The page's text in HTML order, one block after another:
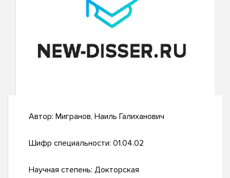
Автор: Мигранов, Наиль Галиханович
Шифр специальности: 01.04.02
Научная степень: Докторская